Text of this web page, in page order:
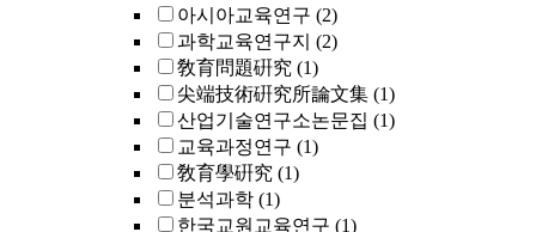
아시아교육연구 (2)
과학교육연구지 (2)
敎育問題硏究 (1)
尖端技術硏究所論文集 (1)
산업기술연구소논문집 (1)
교육과정연구 (1)
敎育學硏究 (1)
분석과학 (1)
한국교원교육연구 (1)